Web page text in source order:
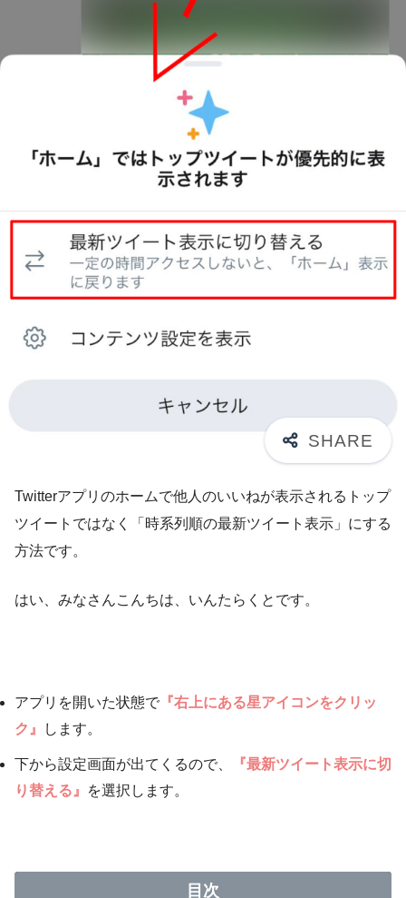
Twitterアプリのホームで他人のいいねが表示されるトップ
ツイートではなく「時系列順の最新ツイート表示」にする
方法です。
はい、みなさんこんちは、いんたらくとです。
アプリを開いた状態で 『右上にある星アイコンをクリッ
ク』
します。
下から設定画面が出てくるので、
『最新ツイート表示に切
り替える』
を選択します。
目次